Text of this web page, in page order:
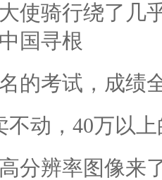
使骑行绕了几
国寻根
的考试，成绩
不动，40万以
分辨率图像来